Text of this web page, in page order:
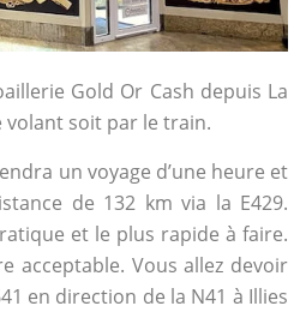
Gold Or Cash depuis La
volant soit par le train.
un voyage d’une heure et
de 132 km via la E429.
et le plus rapide à faire.
acceptable. Vous allez devoir
en direction de la N41 à Illies